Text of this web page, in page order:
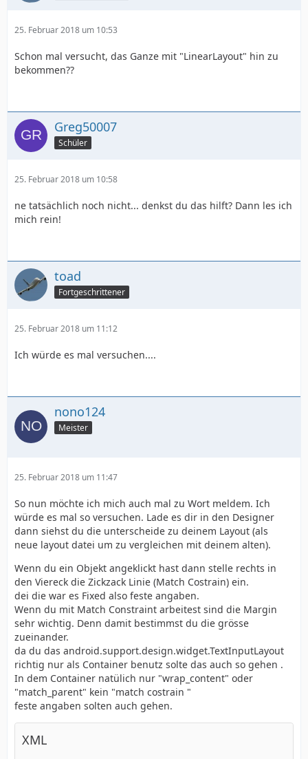
25. Februar 2018 um 10:53
Schon mal versucht, das Ganze mit "LinearLayout" hin zu
bekommen??
Greg50007
Schüler
25. Februar 2018 um 10:58
ne tatsächlich noch nicht... denkst du das hilft? Dann les ich
mich rein!
toad
Fortgeschrittener
25. Februar 2018 um 11:12
Ich würde es mal versuchen....
nono124
Meister
25. Februar 2018 um 11:47
So nun möchte ich mich auch mal zu Wort meldem. Ich
würde es mal so versuchen. Lade es dir in den Designer
dann siehst du die unterscheide zu deinem Layout (als
neue layout datei um zu vergleichen mit deinem alten).
Wenn du ein Objekt angeklickt hast dann stelle rechts in
den Viereck die Zickzack Linie (Match Costrain) ein.
dei die war es Fixed also feste angaben.
Wenn du mit Match Constraint arbeitest sind die Margin
sehr wichtig. Denn damit bestimmst du die grösse
zueinander.
da du das android.support.design.widget.TextInputLayout
richtig nur als Container benutz solte das auch so gehen .
In dem Container natülich nur "wrap_content" oder
"match_parent" kein "match costrain "
feste angaben solten auch gehen.
XML